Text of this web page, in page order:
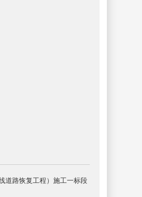
道路恢复工程）施工一标段